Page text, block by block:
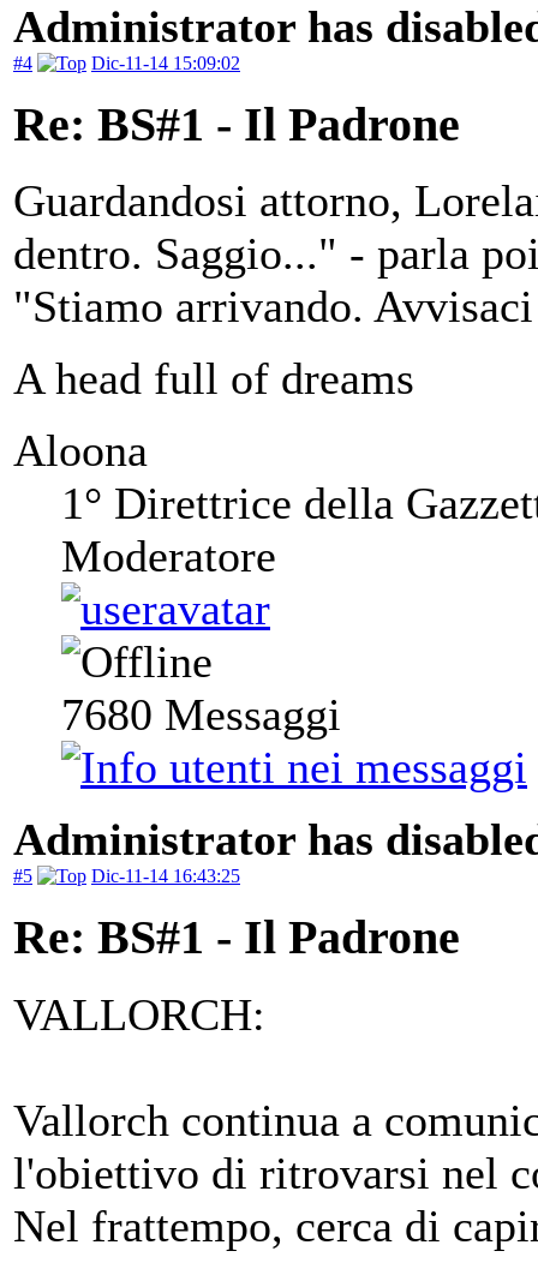
Administrator has
#4 Dic-11-14 15:09:02
Re: BS#1 - Il Padrone
Guardandosi attorno,
dentro. Saggio..." - parla
"Stiamo arrivando.
A head full of dreams
Aloona
1° Direttrice della
Moderatore
7680 Messaggi
Administrator has
#5 Dic-11-14 16:43:25
Re: BS#1 - Il Padrone
VALLORCH:
Vallorch continua a
l'obiettivo di ritrovarsi nel
Nel frattempo, cerca di